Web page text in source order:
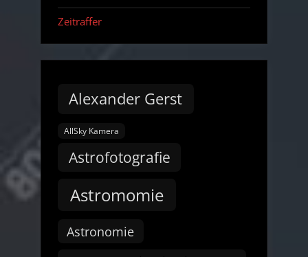
Zeitraffer
Alexander Gerst
AllSky Kamera
Astrofotografie
Astromomie
Astronomie